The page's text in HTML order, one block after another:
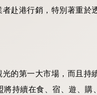
赴港行銷，特別著重於
的第一大市場，而且持
持續在食、宿、遊、購